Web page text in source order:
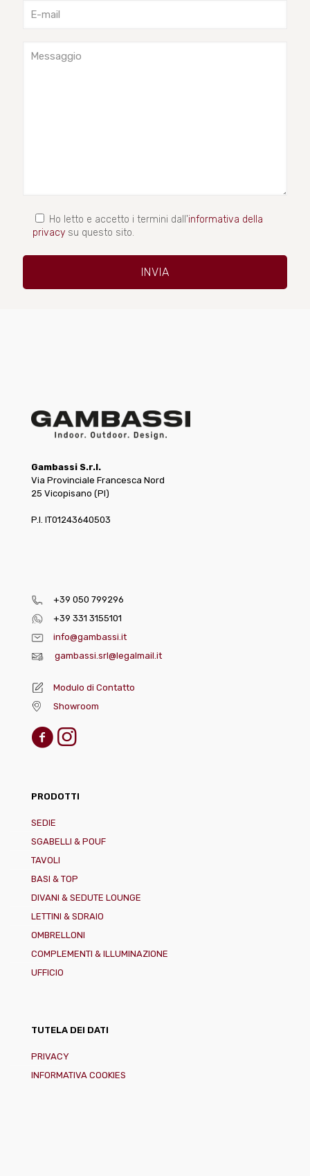
Ho letto e accetto i termini dall'informativa della
privacy su questo sito.
Gambassi S.r.l.
Via Provinciale Francesca Nord
25 Vicopisano (PI)
P.I. IT01243640503
+39 050 799296
+39 331 3155101
info@gambassi.it
gambassi.srl@legalmail.it
Modulo di Contatto
Showroom
PRODOTTI
SEDIE
SGABELLI & POUF
TAVOLI
BASI & TOP
DIVANI & SEDUTE LOUNGE
LETTINI & SDRAIO
OMBRELLONI
COMPLEMENTI & ILLUMINAZIONE
UFFICIO
TUTELA DEI DATI
PRIVACY
INFORMATIVA COOKIES